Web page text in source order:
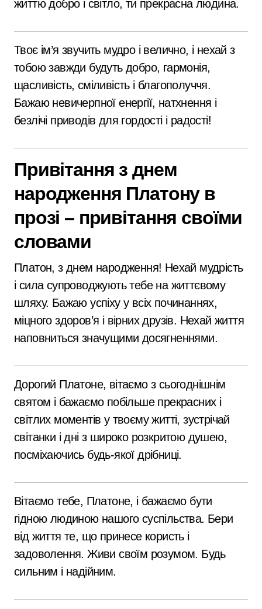
життю добро і світло, ти прекрасна людина.
Твоє ім’я звучить мудро і велично, і нехай з
тобою завжди будуть добро, гармонія,
щасливість, сміливість і благополуччя.
Бажаю невичерпної енергії, натхнення і
безлічі приводів для гордості і радості!
Привітання з днем
народження Платону в
прозі – привітання своїми
словами
Платон, з днем народження! Нехай мудрість
і сила супроводжують тебе на життєвому
шляху. Бажаю успіху у всіх починаннях,
міцного здоров’я і вірних друзів. Нехай життя
наповниться значущими досягненнями.
Дорогий Платоне, вітаємо з сьогоднішнім
святом і бажаємо побільше прекрасних і
світлих моментів у твоєму житті, зустрічай
світанки і дні з широко розкритою душею,
посміхаючись будь-якої дрібниці.
Вітаємо тебе, Платоне, і бажаємо бути
гідною людиною нашого суспільства. Бери
від життя те, що принесе користь і
задоволення. Живи своїм розумом. Будь
сильним і надійним.